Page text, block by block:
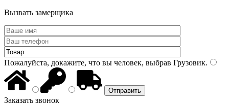
Вызвать замерщика
Пожалуйста, докажите, что вы человек, выбрав Грузовик.
Заказать звонок